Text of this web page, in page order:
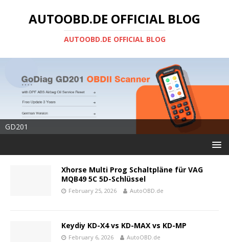
AUTOOBD.DE OFFICIAL BLOG
AUTOOBD.DE OFFICIAL BLOG
GD201
Xhorse Multi Prog Schaltpläne für VAG
MQB49 5C 5D-Schlüssel
February 25, 2026 AutoOBD.de
Keydiy KD-X4 vs KD-MAX vs KD-MP
February 6, 2026 AutoOBD.de